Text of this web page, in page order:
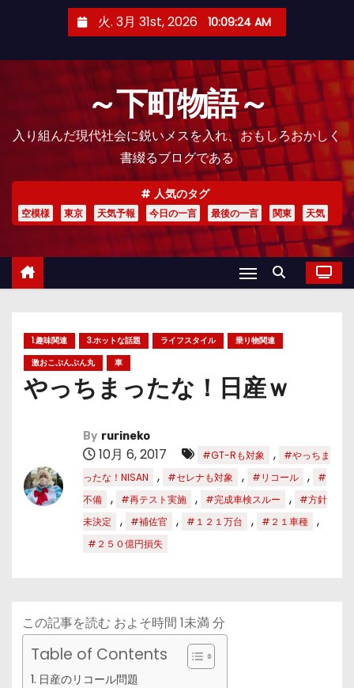
火. 3月 31st, 2026 10:09:25 AM
～下町物語～
入り組んだ現代社会に鋭いメスを入れ、おもしろおかしく
書綴るブログである
人気のタグ
空模様 東京 天気予報 今日の一言 最後の一言 関東 天気
1.趣味関連 3.ホットな話題 ライフスタイル
乗り物関連
激おこぷんぷん丸
車
やっちまったな！日産ｗ
By rurineko
10月 6, 2017 #GT-Rも対象 ,
#やっちま
ったな！NISAN
, #セレナも対象 , #リコール ,
#
不備
, #再テスト実施 , #完成車検スルー ,
#方針
未決定
, #補佐官 , #１２１万台 , #２１車種 ,
#２５０億円損失
この記事を読む およそ時間 1未満 分
Table of Contents
日産のリコール問題